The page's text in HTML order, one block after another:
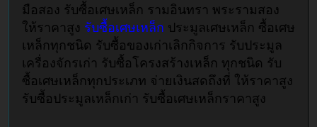
มือสอง รับซื้อเศษเหล็ก รามอินทรา พระรามสอง
ให้ราคาสูง รับซื้อเศษเหล็ก ประมูลเศษเหล็ก ซื้อเศษ
เหล็กทุกชนิด รับซื้อของเก่าเลิกกิจการ รับประมูล
เครื่องจักรเก่า รับซื้อโครงสร้างเหล็ก ทุกชนิด รับ
ซื้อเศษเหล็กทุกประเภท จ่ายเงินสดถึงที่ ให้ราคาสูง
รับซื้อประมูลเหล็กเก่า รับซื้อเศษเหล็กราคาสูง